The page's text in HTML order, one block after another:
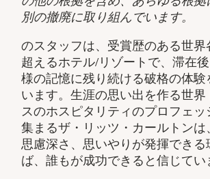
別の撤廃に取り組んでいます。
のスタッフは、受賞歴のある世界
超えるホテル/リゾートで、滞在
様の記憶に残り続ける破格の体験
います。生涯の思い出を作る世界
スのホスピタリティのプロフェッ
集まるザ・リッツ・カールトンは
思慮深さ、思いやりが発揮できる
ば、誰もが成功できると信じてい